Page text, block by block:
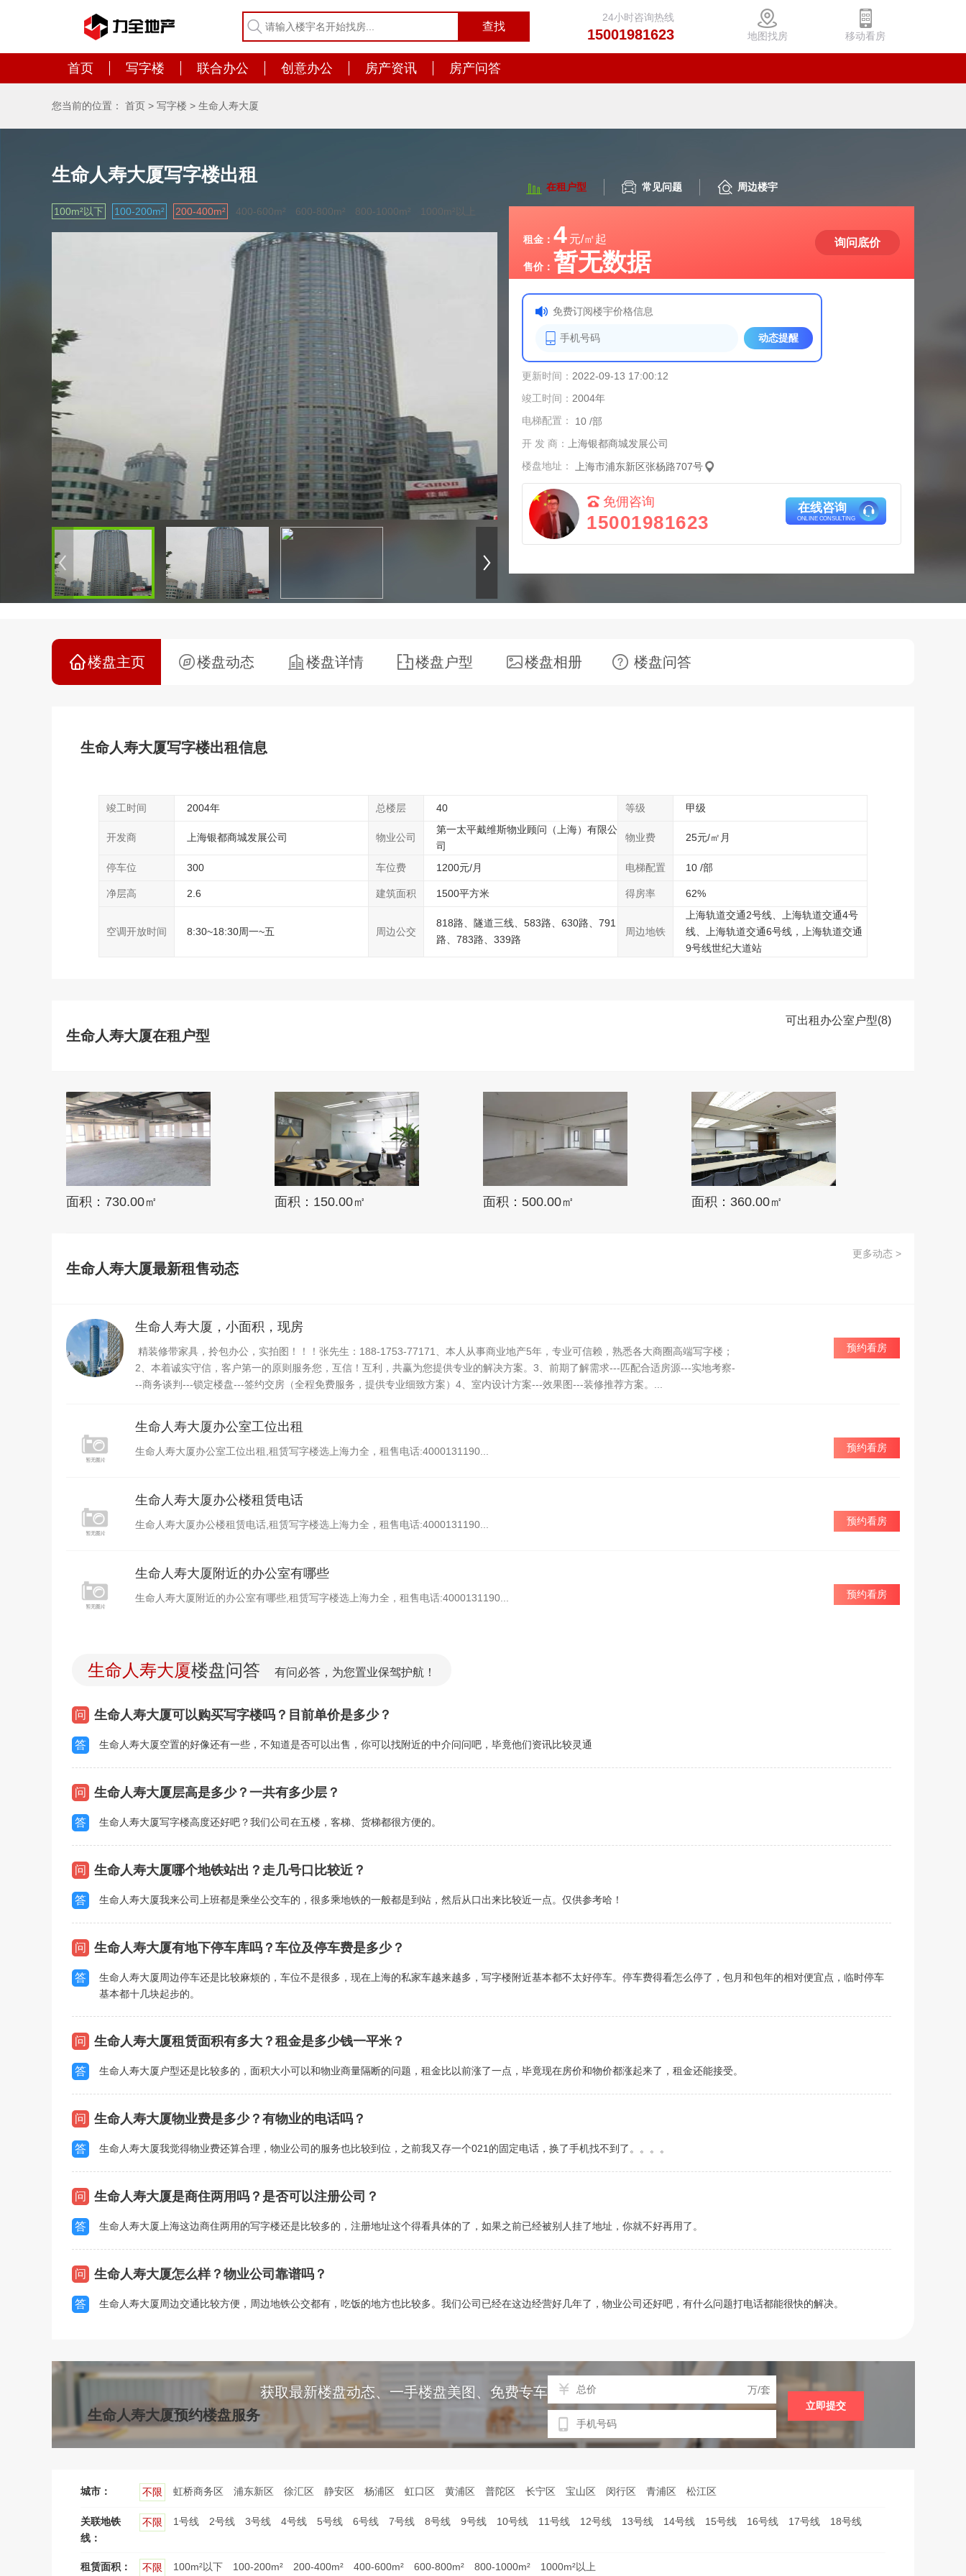
24小时咨询热线
15001981623 地图找房 移动看房
首页 写字楼 联合办公 创意办公 房产资讯 房产问答
您当前的位置： 首页 > 写字楼 > 生命人寿大厦
生命人寿大厦写字楼出租
100m²以下 100-200m² 200-400m² 400-600m² 600-800m² 800-1000m² 1000m²以上
在租户型 常见问题 周边楼宇
租金： 4 元/㎡起
售价： 暂无数据
询问底价
免费订阅楼宇价格信息
动态提醒
更新时间： 2022-09-13 17:00:12
竣工时间： 2004年
电梯配置： 10 /部
开 发 商：
上海银都商城发展公司
楼盘地址：
上海市浦东新区张杨路707号
免佣咨询
15001981623
在线咨询
ONLINE CONSULTING
楼盘主页 楼盘动态 楼盘详情 楼盘户型 楼盘相册 楼盘问答
生命人寿大厦写字楼出租信息
竣工时间 2004年 总楼层 40 等级 甲级
开发商 上海银都商城发展公司 物业公司
第一太平戴维斯物业顾问（上海）有限公
司
物业费 25元/㎡月
停车位 300 车位费 1200元/月 电梯配置 10 /部
净层高 2.6 建筑面积 1500平方米 得房率 62%
空调开放时间 8:30~18:30周一~五 周边公交
818路、隧道三线、583路、630路、791
路、783路、339路
周边地铁
上海轨道交通2号线、上海轨道交通4号
线、上海轨道交通6号线，上海轨道交通
9号线世纪大道站
生命人寿大厦在租户型
可出租办公室户型(8)
面积：730.00㎡ 面积：150.00㎡ 面积：500.00㎡ 面积：360.00㎡
生命人寿大厦最新租售动态
更多动态 >
生命人寿大厦，小面积，现房
精装修带家具，拎包办公，实拍图！！！张先生：188-1753-77171、本人从事商业地产5年，专业可信赖，熟悉各大商圈高端写字楼；
2、本着诚实守信，客户第一的原则服务您，互信！互利，共赢为您提供专业的解决方案。3、前期了解需求---匹配合适房源---实地考察-
--商务谈判---锁定楼盘---签约交房（全程免费服务，提供专业细致方案）4、室内设计方案---效果图---装修推荐方案。...
预约看房
生命人寿大厦办公室工位出租
生命人寿大厦办公室工位出租,租赁写字楼选上海力全，租售电话:4000131190... 预约看房
生命人寿大厦办公楼租赁电话
生命人寿大厦办公楼租赁电话,租赁写字楼选上海力全，租售电话:4000131190... 预约看房
生命人寿大厦附近的办公室有哪些
生命人寿大厦附近的办公室有哪些,租赁写字楼选上海力全，租售电话:4000131190... 预约看房
生命人寿大厦楼盘问答 有问必答，为您置业保驾护航！
问 生命人寿大厦可以购买写字楼吗？目前单价是多少？
答 生命人寿大厦空置的好像还有一些，不知道是否可以出售，你可以找附近的中介问问吧，毕竟他们资讯比较灵通
问 生命人寿大厦层高是多少？一共有多少层？
答 生命人寿大厦写字楼高度还好吧？我们公司在五楼，客梯、货梯都很方便的。
问 生命人寿大厦哪个地铁站出？走几号口比较近？
答 生命人寿大厦我来公司上班都是乘坐公交车的，很多乘地铁的一般都是到站，然后从口出来比较近一点。仅供参考哈！
问 生命人寿大厦有地下停车库吗？车位及停车费是多少？
答
生命人寿大厦周边停车还是比较麻烦的，车位不是很多，现在上海的私家车越来越多，写字楼附近基本都不太好停车。停车费得看怎么停了，包月和包年的相对便宜点，临时停车
基本都十几块起步的。
问 生命人寿大厦租赁面积有多大？租金是多少钱一平米？
答 生命人寿大厦户型还是比较多的，面积大小可以和物业商量隔断的问题，租金比以前涨了一点，毕竟现在房价和物价都涨起来了，租金还能接受。
问 生命人寿大厦物业费是多少？有物业的电话吗？
答 生命人寿大厦我觉得物业费还算合理，物业公司的服务也比较到位，之前我又存一个021的固定电话，换了手机找不到了。。。。
问 生命人寿大厦是商住两用吗？是否可以注册公司？
答 生命人寿大厦上海这边商住两用的写字楼还是比较多的，注册地址这个得看具体的了，如果之前已经被别人挂了地址，你就不好再用了。
问 生命人寿大厦怎么样？物业公司靠谱吗？
答 生命人寿大厦周边交通比较方便，周边地铁公交都有，吃饭的地方也比较多。我们公司已经在这边经营好几年了，物业公司还好吧，有什么问题打电话都能很快的解决。
生命人寿大厦预约楼盘服务
获取最新楼盘动态、一手楼盘美图、免费专车接送等服务
万/套
立即提交
城市： 不限 虹桥商务区 浦东新区 徐汇区 静安区 杨浦区 虹口区 黄浦区 普陀区 长宁区 宝山区 闵行区 青浦区 松江区
关联地铁
线：
不限 1号线 2号线 3号线 4号线 5号线 6号线 7号线 8号线 9号线 10号线 11号线 12号线 13号线 14号线 15号线 16号线 17号线 18号线
租赁面积： 不限 100m²以下 100-200m² 200-400m² 400-600m² 600-800m² 800-1000m² 1000m²以上